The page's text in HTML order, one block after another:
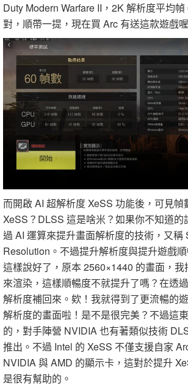
Duty Modern Warfare II，2K 解析度平均
對，順帶一提，現在買 Arc 有送這款遊戲喔
而開啟 AI 超解析度 XeSS 功能後，可見幀
XeSS？DLSS 這是啥米？如果你不知道的
過 AI 運算來提升畫面解析度的技術，又稱
Resolution。不過提升解析度與提升遊戲
這樣說好了，原本 2560×1440 的畫面，
來渲染，這樣順暢度不就提升了嗎？在透
解析度補回來。欸！我就得到了更流暢的
解析度的畫面啦！是不是很完美？不過這
的，對手陣營 NVIDIA 也有著類似技術
推出。不過 Intel 的 XeSS 不僅支援自家
NVIDIA 與 AMD 的顯示卡，這對於提升
是很有幫助的。